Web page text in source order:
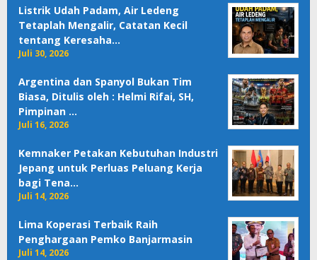
Listrik Udah Padam, Air Ledeng
Tetaplah Mengalir, Catatan Kecil
tentang Keresaha…
Juli 30, 2026
Argentina dan Spanyol Bukan Tim
Biasa, Ditulis oleh : Helmi Rifai, SH,
Pimpinan …
Juli 16, 2026
Kemnaker Petakan Kebutuhan Industri
Jepang untuk Perluas Peluang Kerja
bagi Tena…
Juli 14, 2026
Lima Koperasi Terbaik Raih
Penghargaan Pemko Banjarmasin
Juli 14, 2026